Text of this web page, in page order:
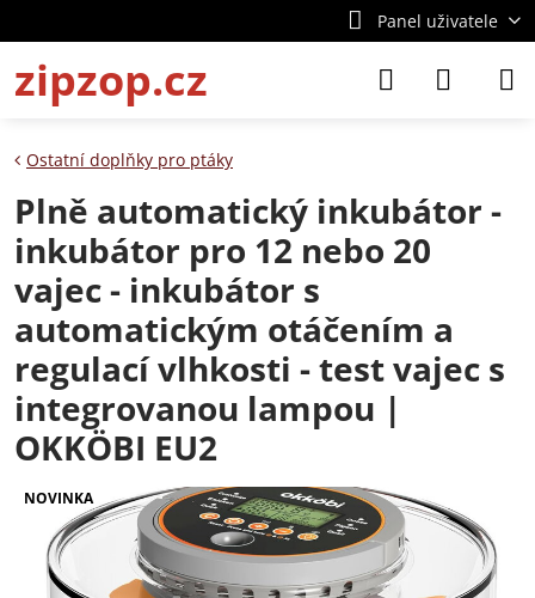
Panel uživatele
zipzop.cz
NOVINKA
Ostatní doplňky pro ptáky
Plně automatický inkubátor -
inkubátor pro 12 nebo 20
vajec - inkubátor s
automatickým otáčením a
regulací vlhkosti - test vajec s
integrovanou lampou |
OKKÖBI EU2